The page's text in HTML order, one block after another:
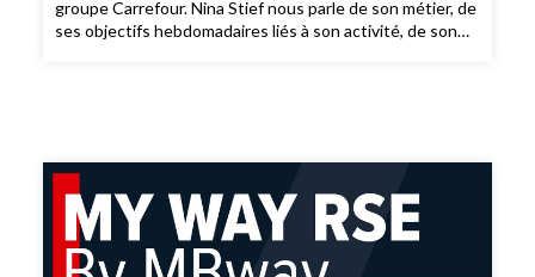
groupe Carrefour. Nina Stief nous parle de son métier, de
ses objectifs hebdomadaires liés à son activité, de son
métier.